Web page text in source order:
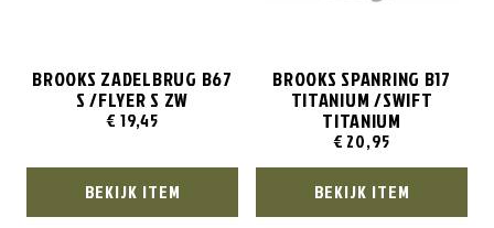
BROOKS ZADELBRUG B67
S /FLYER S ZW
€ 19,45
BEKIJK ITEM
BROOKS SPANRING B17
TITANIUM /SWIFT
TITANIUM
€ 20,95
BEKIJK ITEM